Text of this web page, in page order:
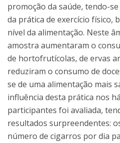
promoção da saúde, tendo-
da prática de exercício físico,
nível da alimentação. Neste
amostra aumentaram o
de hortofrutícolas, de ervas
reduziram o consumo de
se de uma alimentação mais
influência desta prática nos
participantes foi avaliada,
resultados surpreendentes:
número de cigarros por dia